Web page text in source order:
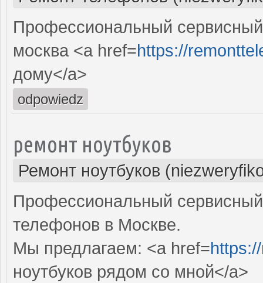
Профессиональный
москва <a href=https://
дому</a>
odpowiedz
ремонт ноутбуков
Ремонт ноутбуков
Профессиональный
телефонов в Москве.
Мы предлагаем: <a href=
ноутбуков рядом со мной</a>